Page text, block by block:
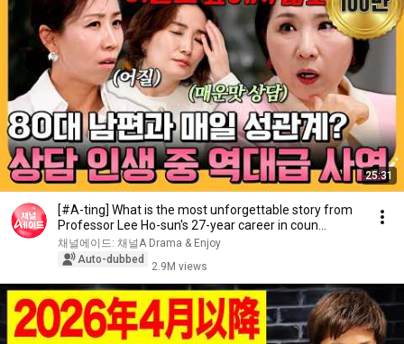
25:31
[#A-ting] What is the most unforgettable story from
Professor Lee Ho-sun's 27-year career in coun...
채널에이드: 채널A Drama & Enjoy
Auto-dubbed
2.9M views